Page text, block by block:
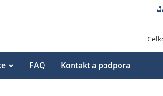
FAQ Kontakt a podpora